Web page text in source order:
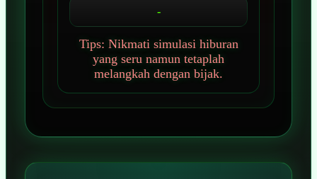
-
Tips: Nikmati simulasi hiburan
yang seru namun tetaplah
melangkah dengan bijak.